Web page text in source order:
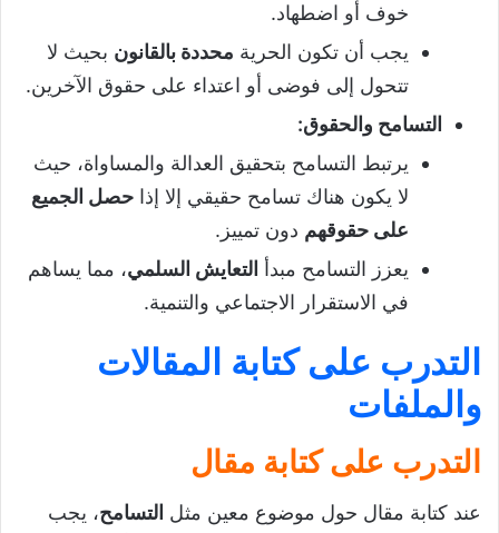
خوف أو اضطهاد.
يجب أن تكون الحرية محددة بالقانون بحيث لا
تتحول إلى فوضى أو اعتداء على حقوق الآخرين.
التسامح والحقوق:
يرتبط التسامح بتحقيق العدالة والمساواة، حيث
لا يكون هناك تسامح حقيقي إلا إذا حصل الجميع
على حقوقهم دون تمييز.
يعزز التسامح مبدأ التعايش السلمي، مما يساهم
في الاستقرار الاجتماعي والتنمية.
التدرب على كتابة المقالات
والملفات
التدرب على كتابة مقال
عند كتابة مقال حول موضوع معين مثل التسامح، يجب